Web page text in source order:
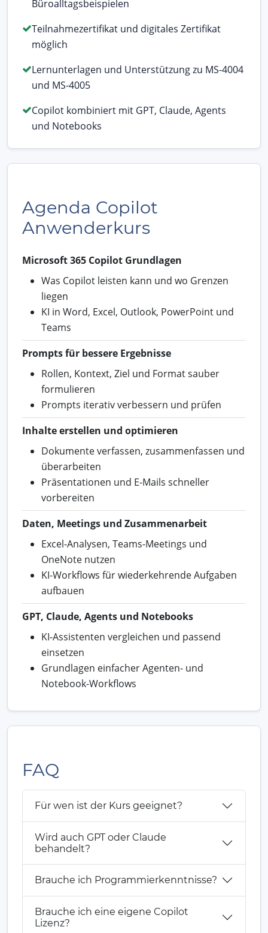
Büroalltagsbeispielen
Teilnahmezertifikat und digitales Zertifikat
möglich
Lernunterlagen und Unterstützung zu MS-4004
und MS-4005
Copilot kombiniert mit GPT, Claude, Agents
und Notebooks
Agenda Copilot
Anwenderkurs
Microsoft 365 Copilot Grundlagen
Was Copilot leisten kann und wo Grenzen
liegen
KI in Word, Excel, Outlook, PowerPoint und
Teams
Prompts für bessere Ergebnisse
Rollen, Kontext, Ziel und Format sauber
formulieren
Prompts iterativ verbessern und prüfen
Inhalte erstellen und optimieren
Dokumente verfassen, zusammenfassen und
überarbeiten
Präsentationen und E-Mails schneller
vorbereiten
Daten, Meetings und Zusammenarbeit
Excel-Analysen, Teams-Meetings und
OneNote nutzen
KI-Workflows für wiederkehrende Aufgaben
aufbauen
GPT, Claude, Agents und Notebooks
KI-Assistenten vergleichen und passend
einsetzen
Grundlagen einfacher Agenten- und
Notebook-Workflows
FAQ
Für wen ist der Kurs geeignet?
Wird auch GPT oder Claude
behandelt?
Brauche ich Programmierkenntnisse?
Brauche ich eine eigene Copilot
Lizenz?